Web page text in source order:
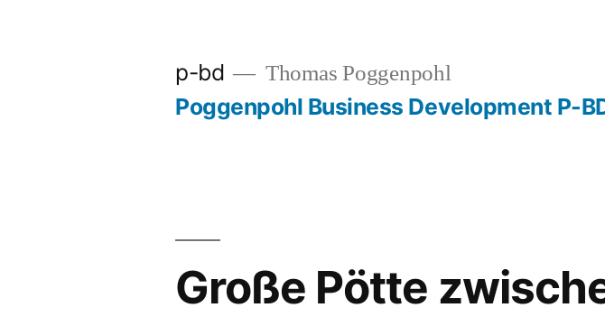
p-bd Thomas Poggenpohl
Poggenpohl Business Development P-
Große Pötte